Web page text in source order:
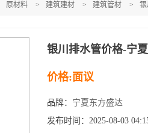
原材料 > 建筑建材 > 建筑管材 >
银川排水管价格-宁
价格:面议
品牌： 宁夏东方盛达
发布时间：2025-08-03